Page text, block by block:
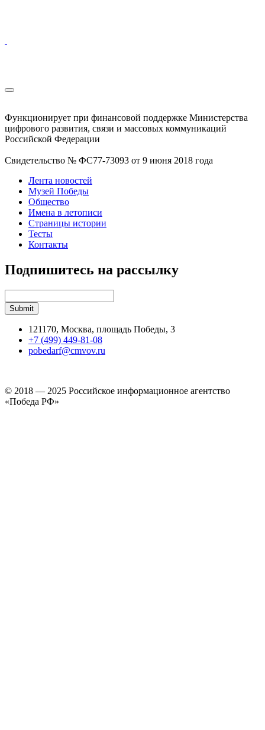
Функционирует при финансовой поддержке Министерства
цифрового развития, связи и массовых коммуникаций
Российской Федерации
Свидетельство № ФС77-73093 от 9 июня 2018 года
Лента новостей
Музей Победы
Общество
Имена в летописи
Страницы истории
Тесты
Контакты
Подпишитесь на рассылку
121170, Москва, площадь Победы, 3
+7 (499) 449-81-08
pobedarf@cmvov.ru
© 2018 — 2025 Российское информационное агентство
«Победа РФ»